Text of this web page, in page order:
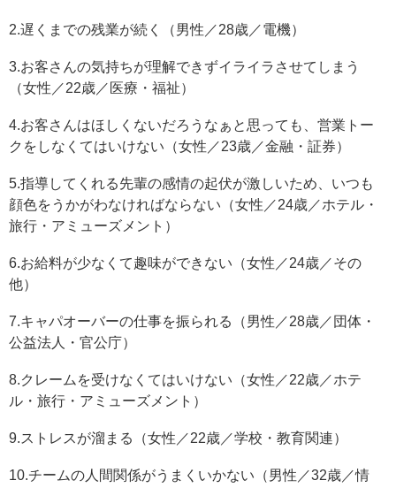
2.遅くまでの残業が続く（男性／28歳／電機）
3.お客さんの気持ちが理解できずイライラさせてしまう
（女性／22歳／医療・福祉）
4.お客さんはほしくないだろうなぁと思っても、営業トー
クをしなくてはいけない（女性／23歳／金融・証券）
5.指導してくれる先輩の感情の起伏が激しいため、いつも
顔色をうかがわなければならない（女性／24歳／ホテル・
旅行・アミューズメント）
6.お給料が少なくて趣味ができない（女性／24歳／その
他）
7.キャパオーバーの仕事を振られる（男性／28歳／団体・
公益法人・官公庁）
8.クレームを受けなくてはいけない（女性／22歳／ホテ
ル・旅行・アミューズメント）
9.ストレスが溜まる（女性／22歳／学校・教育関連）
10.チームの人間関係がうまくいかない（男性／32歳／情